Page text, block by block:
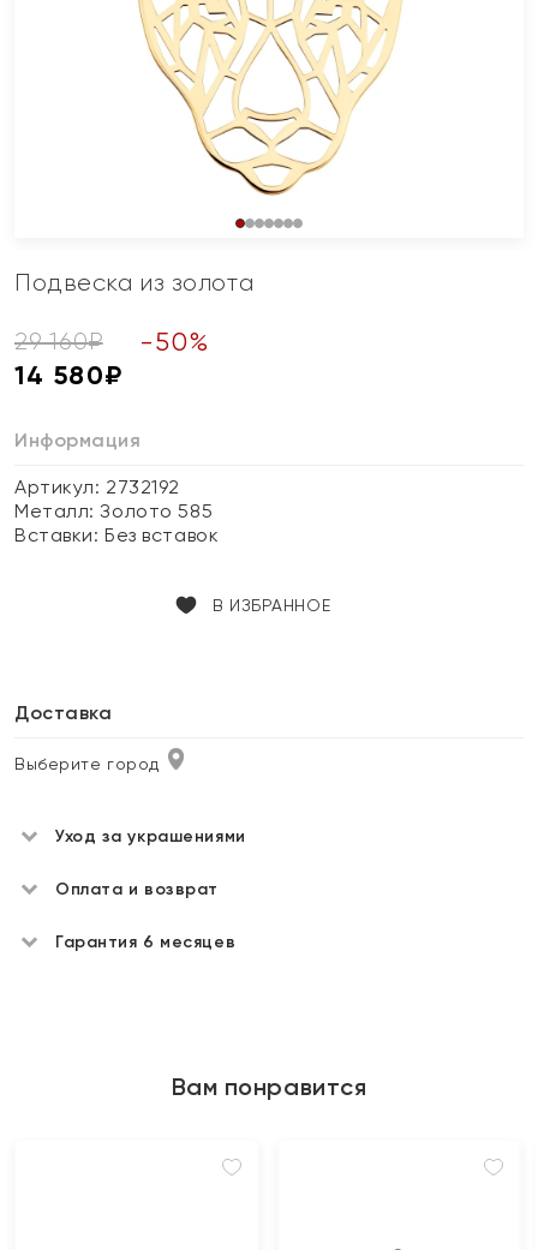
Подвеска из золота
29 160₽ -50%
14 580₽
Информация
Артикул: 2732192
Металл:Золото 585
Вставки:Без вставок
В ИЗБРАННОЕ
Доставка
Выберите город
Уход за украшениями
Оплата и возврат
Гарантия 6 месяцев
Вам понравится